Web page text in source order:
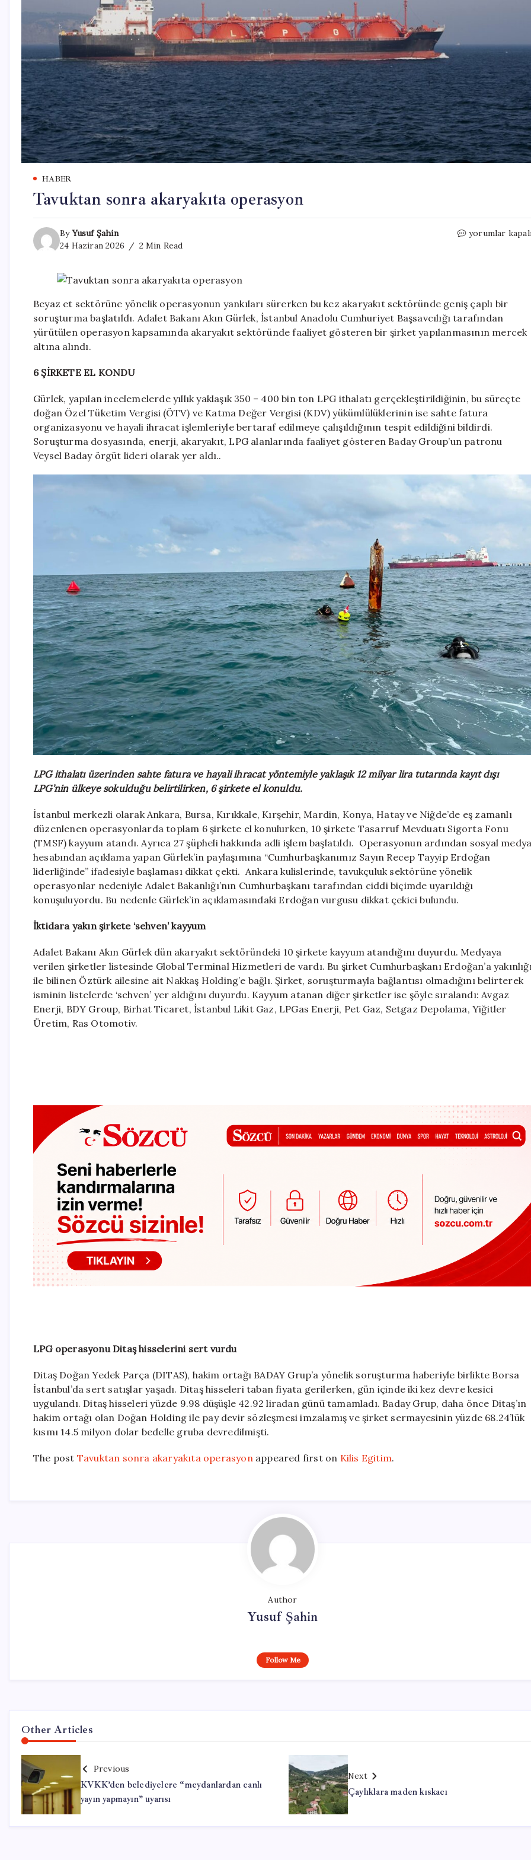
HABER
Tavuktan sonra akaryakıta operasyon
ByYusuf Şahin
24 Haziran 2026
2 Min Read
Tavuktan
yorumlar
Beyaz et sektörüne yönelik operasyonun yankıları sürerken bu kez akaryakıt sektöründe geniş çaplı bir
soruşturma başlatıldı. Adalet Bakanı Akın Gürlek, İstanbul Anadolu Cumhuriyet Başsavcılığı tarafından
yürütülen operasyon kapsamında akaryakıt sektöründe faaliyet gösteren bir şirket yapılanmasının mercek
altına alındı.
6 ŞİRKETE EL KONDU
Gürlek, yapılan incelemelerde yıllık yaklaşık 350 – 400 bin ton LPG ithalatı gerçekleştirildiğinin, bu süreçte
doğan Özel Tüketim Vergisi (ÖTV) ve Katma Değer Vergisi (KDV) yükümlülüklerinin ise sahte fatura
organizasyonu ve hayali ihracat işlemleriyle bertaraf edilmeye çalışıldığının tespit edildiğini bildirdi.
Soruşturma dosyasında, enerji, akaryakıt, LPG alanlarında faaliyet gösteren Baday Group’un patronu
Veysel Baday örgüt lideri olarak yer aldı..
LPG ithalatı üzerinden sahte fatura ve hayali ihracat yöntemiyle yaklaşık 12 milyar lira tutarında kayıt dışı
LPG’nin ülkeye sokulduğu belirtilirken, 6 şirkete el konuldu.
İstanbul merkezli olarak Ankara, Bursa, Kırıkkale, Kırşehir, Mardin, Konya, Hatay ve Niğde’de eş zamanlı
düzenlenen operasyonlarda toplam 6 şirkete el konulurken, 10 şirkete Tasarruf Mevduatı Sigorta Fonu
(TMSF) kayyum atandı. Ayrıca 27 şüpheli hakkında adli işlem başlatıldı. Operasyonun ardından sosyal
hesabından açıklama yapan Gürlek’in paylaşımına “Cumhurbaşkanımız Sayın Recep Tayyip Erdoğan
liderliğinde” ifadesiyle başlaması dikkat çekti. Ankara kulislerinde, tavukçuluk sektörüne yönelik
operasyonlar nedeniyle Adalet Bakanlığı’nın Cumhurbaşkanı tarafından ciddi biçimde uyarıldığı
konuşuluyordu. Bu nedenle Gürlek’in açıklamasındaki Erdoğan vurgusu dikkat çekici bulundu.
İktidara yakın şirkete ‘sehven’ kayyum
Adalet Bakanı Akın Gürlek dün akaryakıt sektöründeki 10 şirkete kayyum atandığını duyurdu. Medyaya
verilen şirketler listesinde Global Terminal Hizmetleri de vardı. Bu şirket Cumhurbaşkanı Erdoğan’a
ile bilinen Öztürk ailesine ait Nakkaş Holding’e bağlı. Şirket, soruşturmayla bağlantısı olmadığını belirterek
isminin listelerde ‘sehven’ yer aldığını duyurdu. Kayyum atanan diğer şirketler ise şöyle sıralandı: Avgaz
Enerji, BDY Group, Birhat Ticaret, İstanbul Likit Gaz, LPGas Enerji, Pet Gaz, Setgaz Depolama, Yiğitler
Üretim, Ras Otomotiv.
LPG operasyonu Ditaş hisselerini sert vurdu
Ditaş Doğan Yedek Parça (DITAS), hakim ortağı BADAY Grup’a yönelik soruşturma haberiyle birlikte Borsa
İstanbul’da sert satışlar yaşadı. Ditaş hisseleri taban fiyata gerilerken, gün içinde iki kez devre kesici
uygulandı. Ditaş hisseleri yüzde 9.98 düşüşle 42.92 liradan günü tamamladı. Baday Grup, daha önce Ditaş’ın
hakim ortağı olan Doğan Holding ile pay devir sözleşmesi imzalamış ve şirket sermayesinin yüzde 68.24’lük
kısmı 14.5 milyon dolar bedelle gruba devredilmişti.
The post Tavuktan sonra akaryakıta operasyonappeared first on Kilis Egitim.
Author
Yusuf Şahin
Follow Me
Other Articles
Previous
KVKK’den belediyelere “meydanlardan canlı
yayın yapmayın” uyarısı
Next
Çaylıklara maden kıskacı